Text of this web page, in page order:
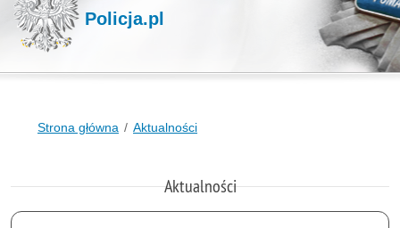
Policja.pl
Strona główna Aktualności
Aktualności